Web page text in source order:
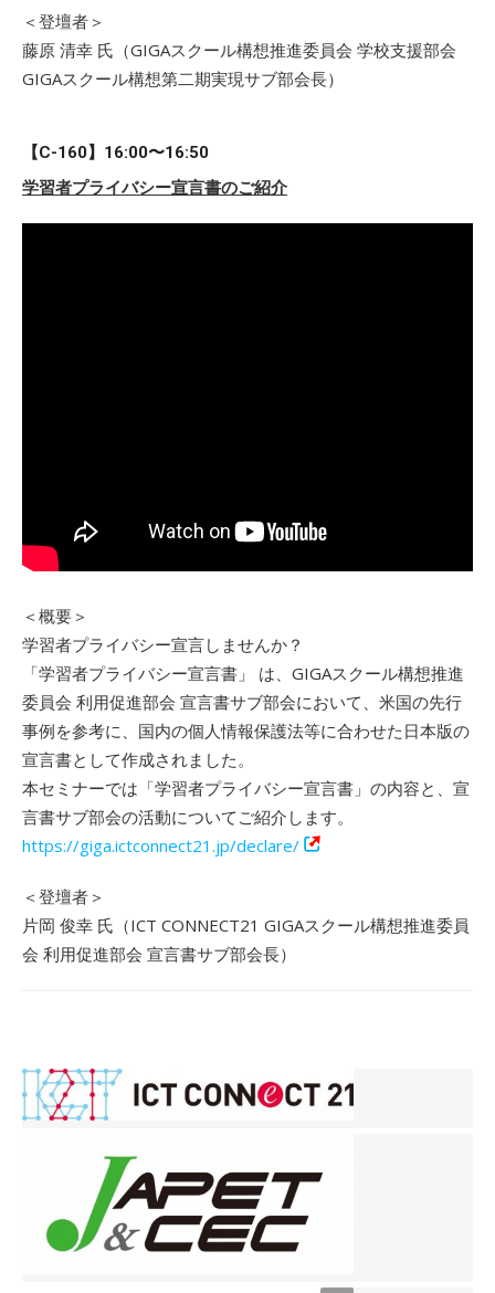
＜登壇者＞
藤原 清幸 氏（GIGAスクール構想推進委員会 学校支援部会
GIGAスクール構想第二期実現サブ部会長）
【C-160】16:00〜16:50
学習者プライバシー宣言書のご紹介
＜概要＞
学習者プライバシー宣言しませんか？
「学習者プライバシー宣言書」 は、GIGAスクール構想推進
委員会 利用促進部会 宣言書サブ部会において、米国の先行
事例を参考に、国内の個人情報保護法等に合わせた日本版の
宣言書として作成されました。
本セミナーでは「学習者プライバシー宣言書」の内容と、宣
言書サブ部会の活動についてご紹介します。
https://giga.ictconnect21.jp/declare/
＜登壇者＞
片岡 俊幸 氏（ICT CONNECT21 GIGAスクール構想推進委員
会 利用促進部会 宣言書サブ部会長）